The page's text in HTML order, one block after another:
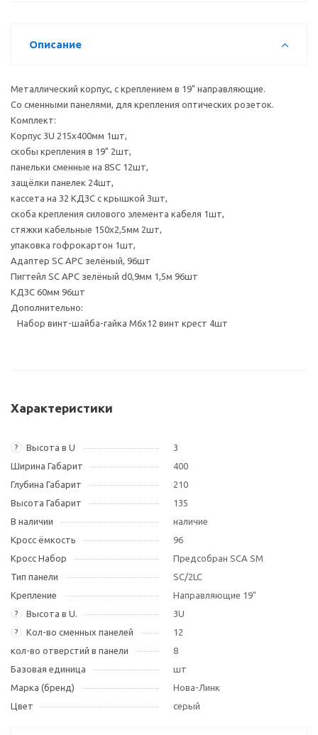
Описание
Металлический корпус, с креплением в 19" направляющие.
Со сменными панелями, для крепления оптических розеток.
Комплект:
Корпус 3U 215х400мм 1шт,
скобы крепления в 19" 2шт,
панельки сменные на 8SC 12шт,
защёлки панелек 24шт,
кассета на 32 КДЗС с крышкой 3шт,
скоба крепления силового элемента кабеля 1шт,
стяжки кабельные 150х2,5мм 2шт,
упаковка гофрокартон 1шт,
Адаптер SC APC зелёный, 96шт
Пигтейл SC APC зелёный d0,9мм 1,5м 96шт
КДЗС 60мм 96шт
Дополнительно:
Набор винт-шайба-гайка M6х12 винт крест 4шт
Характеристики
? Высота в U
3
Ширина Габарит
400
Глубина Габарит
210
Высота Габарит
135
В наличии
наличие
Кросс ёмкость
96
Кросс Набор
Предсобран SCA SM
Тип панели
SC/2LC
Крепление
Направляющие 19"
? Высота в U. 3U
? Кол-во сменных панелей
12
кол-во отверстий в панели
8
Базовая единица
шт
Марка (бренд)
Нова-Линк
Цвет
серый